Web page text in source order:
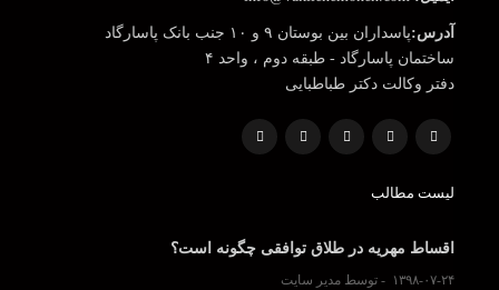
آدرس:پاسداران بین بوستان ۹ و ۱۰ جنب بانک پاسارگاد
ساختمان پاسارگاد - طبقه دوم ، واحد ۴
دفتر وکالت دکتر طباطبایی
لیست مطالب
اقساط مهریه در طلاق توافقی چگونه است؟
۱۳۹۸-۰۷-۲۴ توسط مدیر سایت